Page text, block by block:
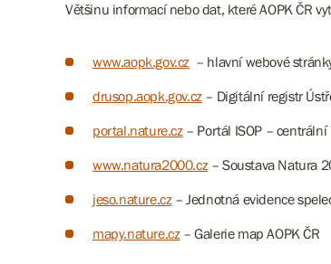
Většinu informací nebo dat, které AOPK ČR
www.aopk.gov.cz – hlavní webové
drusop.aopk.gov.cz– Digitální registr
portal.nature.cz– Portál ISOP –
www.natura2000.cz– Soustava Natura
jeso.nature.cz– Jednotná evidence
mapy.nature.cz– Galerie map AOPK ČR